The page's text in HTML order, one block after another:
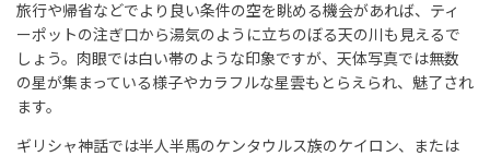
旅行や帰省などでより良い条件の空を眺める機会があれば、ティ
ーポットの注ぎ口から湯気のように立ちのぼる天の川も見えるで
しょう。肉眼では白い帯のような印象ですが、天体写真では無数
の星が集まっている様子やカラフルな星雲もとらえられ、魅了され
ます。
ギリシャ神話では半人半馬のケンタウルス族のケイロン、または